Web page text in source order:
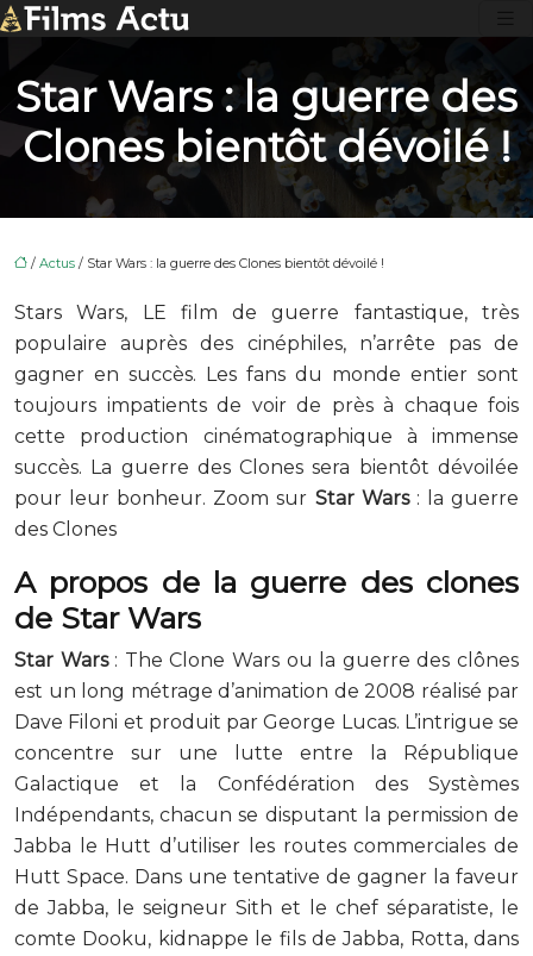
Star Wars : la guerre des
Clones bientôt dévoilé !
/ Actus / Star Wars : la guerre des Clones bientôt dévoilé !
Stars Wars, LE film de guerre fantastique, très
populaire auprès des cinéphiles, n’arrête pas de
gagner en succès. Les fans du monde entier sont
toujours impatients de voir de près à chaque fois
cette production cinématographique à immense
succès. La guerre des Clones sera bientôt dévoilée
pour leur bonheur. Zoom sur Star Wars: la guerre
des Clones
A propos de la guerre des clones
de Star Wars
Star Wars : The Clone Wars ou la guerre des clônes
est un long métrage d’animation de 2008 réalisé par
Dave Filoni et produit par George Lucas. L’intrigue se
concentre sur une lutte entre la République
Galactique et la Confédération des Systèmes
Indépendants, chacun se disputant la permission de
Jabba le Hutt d’utiliser les routes commerciales de
Hutt Space. Dans une tentative de gagner la faveur
de Jabba, le seigneur Sith et le chef séparatiste, le
comte Dooku, kidnappe le fils de Jabba, Rotta, dans